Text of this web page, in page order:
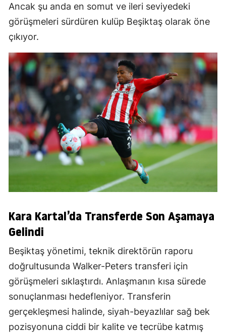
Ancak şu anda en somut ve ileri seviyedeki
görüşmeleri sürdüren kulüp Beşiktaş olarak öne
çıkıyor.
Kara Kartal’da Transferde Son Aşamaya
Gelindi
Beşiktaş yönetimi, teknik direktörün raporu
doğrultusunda Walker-Peters transferi için
görüşmeleri sıklaştırdı. Anlaşmanın kısa sürede
sonuçlanması hedefleniyor. Transferin
gerçekleşmesi halinde, siyah-beyazlılar sağ bek
pozisyonuna ciddi bir kalite ve tecrübe katmış